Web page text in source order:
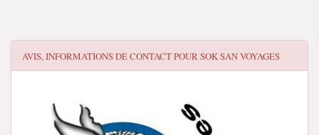
AVIS, INFORMATIONS DE CONTACT POURSOK SAN VOYAGES